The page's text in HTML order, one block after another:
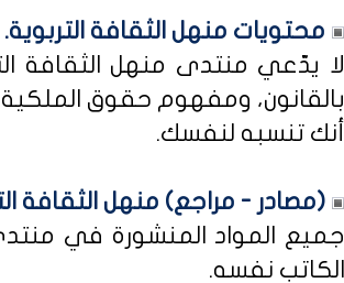
محتويات منهل الثقافة التربوية.
لا يدّعي منتدى منهل الثقافة
بالقانون، ومفهوم حقوق
أنك تنسبه لنفسك.
(مصادر - مراجع) منهل الثقافة
جميع المواد المنشورة في منتدى
الكاتب نفسه.